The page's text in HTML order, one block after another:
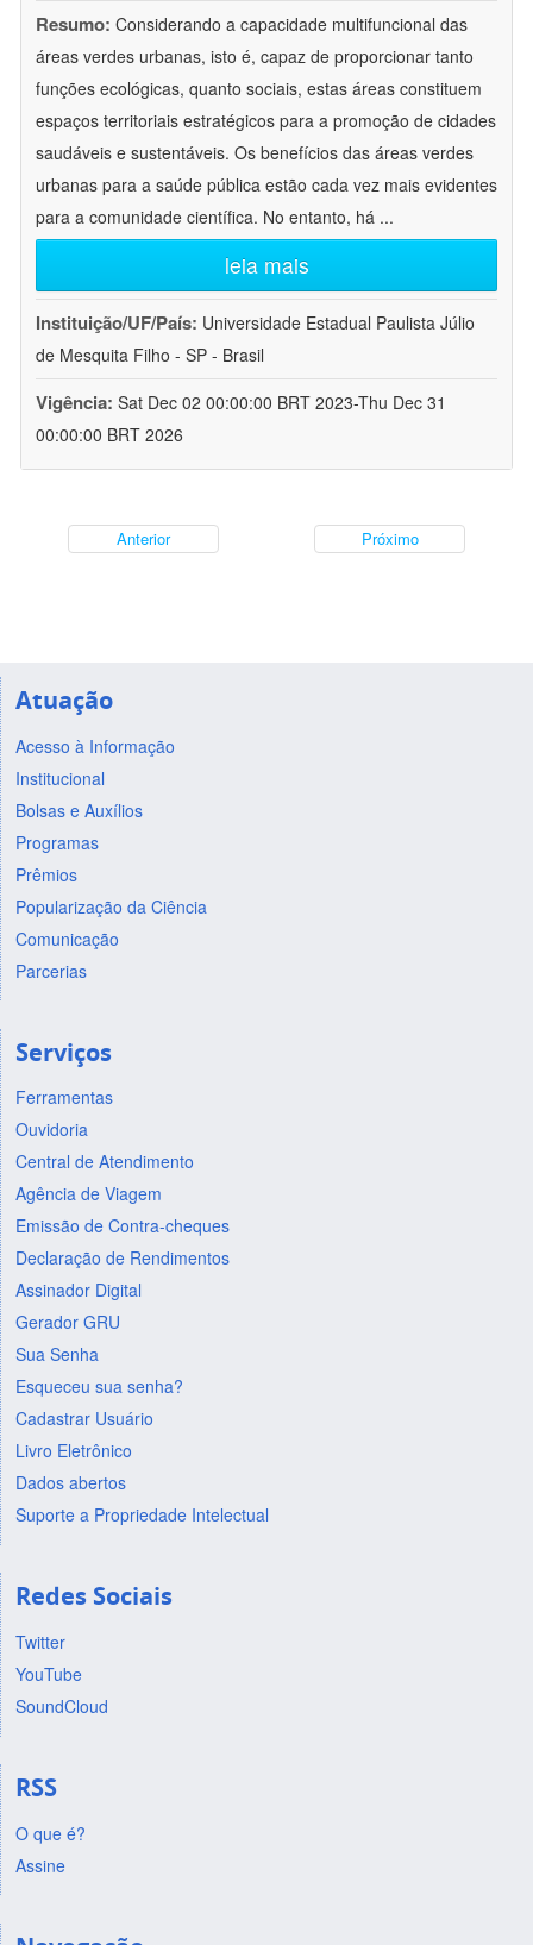
Resumo: Considerando a capacidade multifuncional das
áreas verdes urbanas, isto é, capaz de proporcionar tanto
funções ecológicas, quanto sociais, estas áreas constituem
espaços territoriais estratégicos para a promoção de cidades
saudáveis e sustentáveis. Os benefícios das áreas verdes
urbanas para a saúde pública estão cada vez mais evidentes
para a comunidade científica. No entanto, há ...
leia mais
Instituição/UF/País: Universidade Estadual Paulista Júlio
de Mesquita Filho - SP - Brasil
Vigência: Sat Dec 02 00:00:00 BRT 2023-Thu Dec 31
00:00:00 BRT 2026
Anterior Próximo
Atuação
Acesso à Informação
Institucional
Bolsas e Auxílios
Programas
Prêmios
Popularização da Ciência
Comunicação
Parcerias
Serviços
Ferramentas
Ouvidoria
Central de Atendimento
Agência de Viagem
Emissão de Contra-cheques
Declaração de Rendimentos
Assinador Digital
Gerador GRU
Sua Senha
Esqueceu sua senha?
Cadastrar Usuário
Livro Eletrônico
Dados abertos
Suporte a Propriedade Intelectual
Redes Sociais
Twitter
YouTube
SoundCloud
RSS
O que é?
Assine